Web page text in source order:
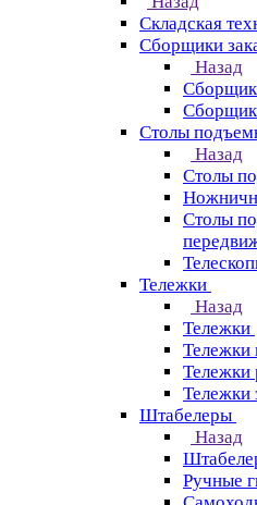
Складская
Сборщики
Назад
Столы
Назад
Столы
Столы
Тележки
Назад
Тележки
Тележки
Тележки
Тележки
Штабелеры
Назад
Ручные